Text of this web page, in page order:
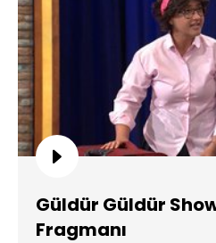
Güldür Güldür
Fragmanı